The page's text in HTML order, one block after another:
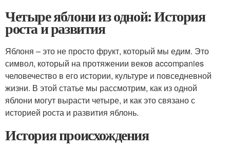
Четыре яблони из одной: История
роста и развития
Яблоня – это не просто фрукт, который мы едим. Это
символ, который на протяжении веков accompanies
человечество в его истории, культуре и повседневной
жизни. В этой статье мы рассмотрим, как из одной
яблони могут вырасти четыре, и как это связано с
историей роста и развития яблонь.
История происхождения